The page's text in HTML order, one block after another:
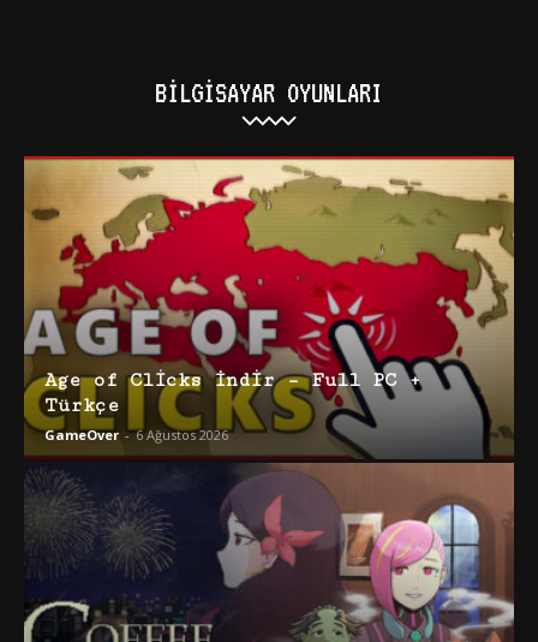
BILGISAYAR OYUNLARI
Age of Clicks İndir – Full PC +
Türkçe
GameOver - 6 Ağustos 2026